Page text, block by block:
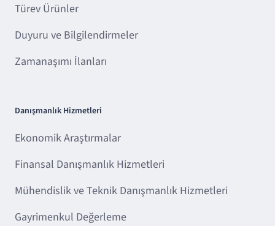
Türev Ürünler
Duyuru ve Bilgilendirmeler
Zamanaşımı İlanları
Danışmanlık Hizmetleri
Ekonomik Araştırmalar
Finansal Danışmanlık Hizmetleri
Mühendislik ve Teknik Danışmanlık Hizmetleri
Gayrimenkul Değerleme